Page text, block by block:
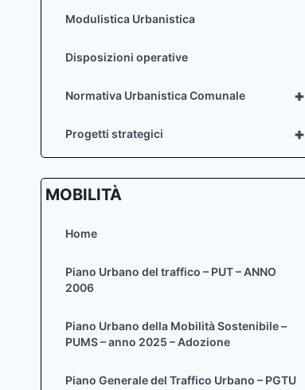
Modulistica Urbanistica
Disposizioni operative
+
Normativa Urbanistica Comunale
+
Progetti strategici
MOBILITÀ
Home
Piano Urbano del traffico – PUT – ANNO
2006
Piano Urbano della Mobilità Sostenibile –
PUMS – anno 2025 – Adozione
Piano Generale del Traffico Urbano – PGTU